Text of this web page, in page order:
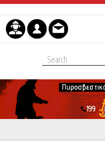
Μετάβαση στο περιεχόμενο